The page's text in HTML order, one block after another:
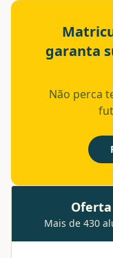
garanta
Não perca
Mais de 430